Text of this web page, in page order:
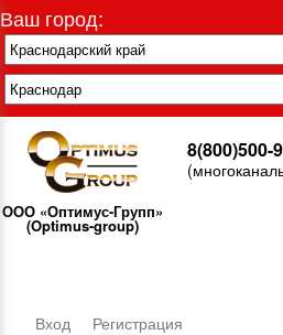
Ваш город:
ООО «Оптимус-Групп»
(Optimus-group)
8(800)500-
Вход Регистрация